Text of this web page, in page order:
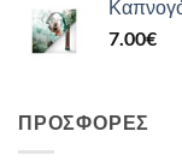
7.00€
ΠΡΟΣΦΟΡΈΣ